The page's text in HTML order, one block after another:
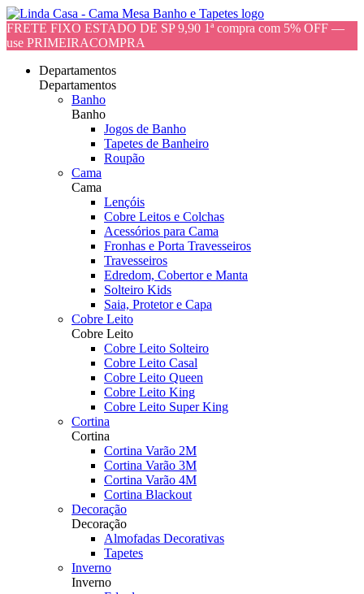
FRETE FIXO ESTADO DE SP 9,90 1ª compra com 5% OFF —
use PRIMEIRACOMPRA
Departamentos
Departamentos
Banho
Banho
Jogos de Banho
Tapetes de Banheiro
Roupão
Cama
Cama
Lençóis
Cobre Leitos e Colchas
Acessórios para Cama
Fronhas e Porta Travesseiros
Travesseiros
Edredom, Cobertor e Manta
Solteiro Kids
Saia, Protetor e Capa
Cobre Leito
Cobre Leito
Cobre Leito Solteiro
Cobre Leito Casal
Cobre Leito Queen
Cobre Leito King
Cobre Leito Super King
Cortina
Cortina
Cortina Varão 2M
Cortina Varão 3M
Cortina Varão 4M
Cortina Blackout
Decoração
Decoração
Almofadas Decorativas
Tapetes
Inverno
Inverno